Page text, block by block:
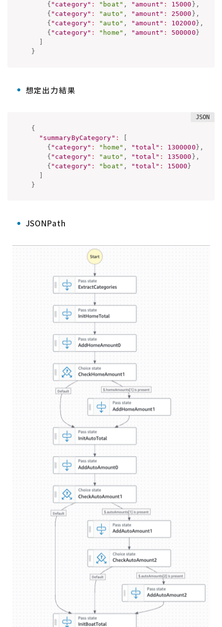
{ "category" : "boat" , "amount" : 15000 } ,
{ "category" : "auto" , "amount" : 25000 } ,
{ "category" : "auto" , "amount" : 102000 } ,
{ "category" : "home" , "amount" : 500000 }
}
想定出力結果
{
"summaryByCategory" :
[
{ "category" : "home" , "total" : 1300000} ,
{ "category" : "auto" , "total" : 135000 } ,
{ "category" : "boat" , "total" : 15000}
]
}
JSONPath